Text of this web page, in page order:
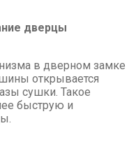
дверцы
в дверном замке
открывается
сушки. Такое
быструю и